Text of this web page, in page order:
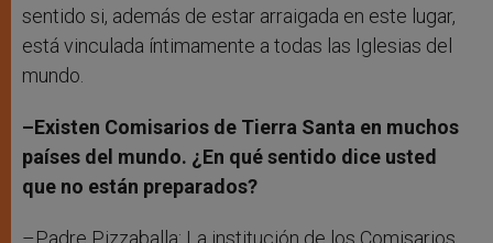
sentido si, además de estar arraigada en este lugar,
está vinculada íntimamente a todas las Iglesias del
mundo.
–Existen Comisarios de Tierra Santa en muchos
países del mundo. ¿En qué sentido dice usted
que no están preparados?
–Padre Pizzaballa: La institución de los Comisarios